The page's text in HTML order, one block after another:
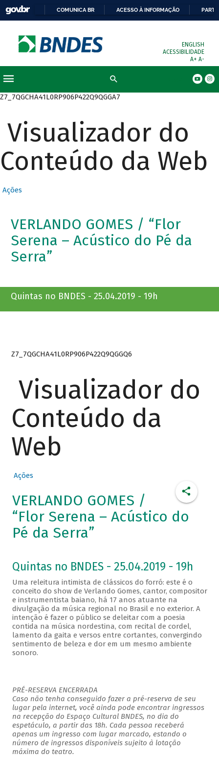
COMUNICA BR ACESSO À INFORMAÇÃO
ENGLISH
ACESSIBILIDADE
A+ A-
Z7_7QGCHA41L0RP906P422Q9QGGA7
Visualizador do
Conteúdo da Web
Ações
VERLANDO GOMES / “Flor
Serena – Acústico do Pé da
Serra”
Quintas no BNDES - 25.04.2019 - 19h
Z7_7QGCHA41L0RP906P422Q9QGGQ6
Visualizador do
Conteúdo da
Web
Ações
VERLANDO GOMES /
“Flor Serena – Acústico do
Pé da Serra”
Quintas no BNDES - 25.04.2019 - 19h
Uma releitura intimista de clássicos do forró: este é o
conceito do show de Verlando Gomes, cantor, compositor
e instrumentista baiano, há 17 anos atuante na
divulgação da música regional no Brasil e no exterior. A
intenção é fazer o público se deleitar com a poesia
contida na música nordestina, com recital de cordel,
lamento da gaita e versos entre cortantes, convergindo
sentimento de beleza e dor em um mesmo ambiente
sonoro.
PRÉ-RESERVA ENCERRADA
Caso não tenha conseguido fazer a pré-reserva de seu
lugar pela internet, você ainda pode encontrar ingressos
na recepção do Espaço Cultural BNDES, no dia do
espetáculo, a partir das 18h. Cada pessoa receberá
apenas um ingresso com lugar marcado, estando o
número de ingressos disponíveis sujeito à lotação
máxima do teatro.